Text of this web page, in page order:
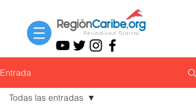
Entrada
Todas las entradas